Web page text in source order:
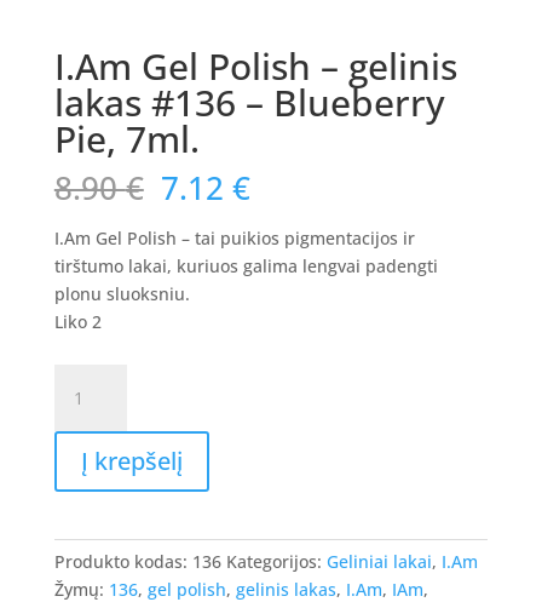
I.Am Gel Polish – gelinis
lakas #136 – Blueberry
Pie, 7ml.
8.90€ Original
price
was:
8.90 €.
7.12 €Current
price
is:
7.12 €.
I.Am Gel Polish – tai puikios pigmentacijos ir
tirštumo lakai, kuriuos galima lengvai padengti
plonu sluoksniu.
Liko 2
kiekis:
I.Am
Polish
gelinis
lakas
Į krepšelį
Produkto kodas: 136 Kategorijos: Geliniai lakai, I.Am
Žymų: 136, gel polish, gelinis lakas, I.Am, IAm,